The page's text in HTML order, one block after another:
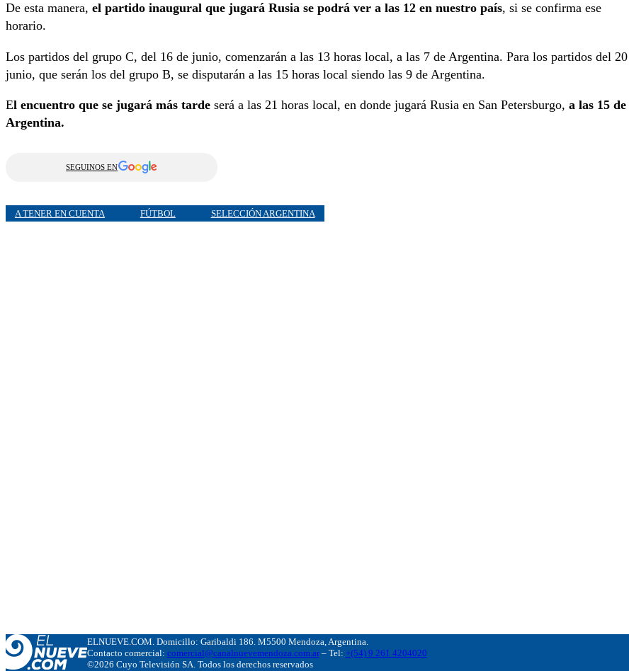
De esta manera, el partido inaugural que jugará Rusia se podrá ver a las 12 en nuestro país, si se confirma ese
horario.
Los partidos del grupo C, del 16 de junio, comenzarán a las 13 horas local, a las 7 de Argentina. Para los partidos del
junio, que serán los del grupo B, se disputarán a las 15 horas local siendo las 9 de Argentina.
El encuentro que se jugará más tarde será a las 21 horas local, en donde jugará Rusia en San Petersburgo, a las 15 de
Argentina.
SEGUINOS EN
A TENER EN CUENTA FÚTBOL SELECCIÓN ARGENTINA
ELNUEVE.COM. Domicillo: Garibaldi 186. M5500 Mendoza, Argentina.
Contacto comercial: comercial@canalnuevemendoza.com.ar– Tel: +(54) 9 261 4204020
©2026 Cuyo Televisión SA. Todos los derechos reservados